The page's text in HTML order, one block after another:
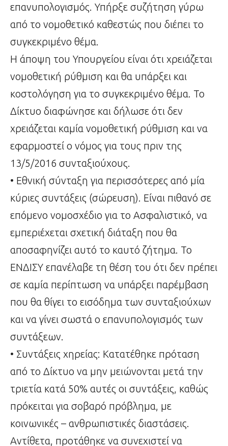
επανυπολογισμός. Υπήρξε συζήτηση γύρω
από το νομοθετικό καθεστώς που διέπει το
συγκεκριμένο θέμα.
Η άποψη του Υπουργείου είναι ότι χρειάζεται
νομοθετική ρύθμιση και θα υπάρξει και
κοστολόγηση για το συγκεκριμένο θέμα. Το
Δίκτυο διαφώνησε και δήλωσε ότι δεν
χρειάζεται καμία νομοθετική ρύθμιση και να
εφαρμοστεί ο νόμος για τους πριν της
13/5/2016 συνταξιούχους.
• Εθνική σύνταξη για περισσότερες από μία
κύριες συντάξεις (σώρευση). Είναι πιθανό σε
επόμενο νομοσχέδιο για το Ασφαλιστικό, να
εμπεριέχεται σχετική διάταξη που θα
αποσαφηνίζει αυτό το καυτό ζήτημα. Το
ΕΝΔΙΣΥ επανέλαβε τη θέση του ότι δεν πρέπει
σε καμία περίπτωση να υπάρξει παρέμβαση
που θα θίγει το εισόδημα των συνταξιούχων
και να γίνει σωστά ο επανυπολογισμός των
συντάξεων.
• Συντάξεις χηρείας: Κατατέθηκε πρόταση
από το Δίκτυο να μην μειώνονται μετά την
τριετία κατά 50% αυτές οι συντάξεις, καθώς
πρόκειται για σοβαρό πρόβλημα, με
κοινωνικές – ανθρωπιστικές διαστάσεις.
Αντίθετα, προτάθηκε να συνεχιστεί να